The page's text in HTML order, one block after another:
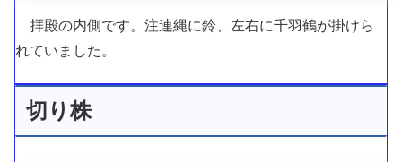
拝殿の内側です。注連縄に鈴、左右に千羽鶴が掛けら
れていました。
切り株